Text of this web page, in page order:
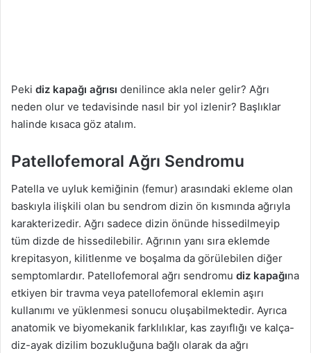
Peki diz kapağı ağrısı denilince akla neler gelir? Ağrı
neden olur ve tedavisinde nasıl bir yol izlenir? Başlıklar
halinde kısaca göz atalım.
Patellofemoral Ağrı Sendromu
Patella ve uyluk kemiğinin (femur) arasındaki ekleme olan
baskıyla ilişkili olan bu sendrom dizin ön kısmında ağrıyla
karakterizedir. Ağrı sadece dizin önünde hissedilmeyip
tüm dizde de hissedilebilir. Ağrının yanı sıra eklemde
krepitasyon, kilitlenme ve boşalma da görülebilen diğer
semptomlardır. Patellofemoral ağrı sendromu diz kapağına
etkiyen bir travma veya patellofemoral eklemin aşırı
kullanımı ve yüklenmesi sonucu oluşabilmektedir. Ayrıca
anatomik ve biyomekanik farklılıklar, kas zayıflığı ve kalça-
diz-ayak dizilim bozukluğuna bağlı olarak da ağrı